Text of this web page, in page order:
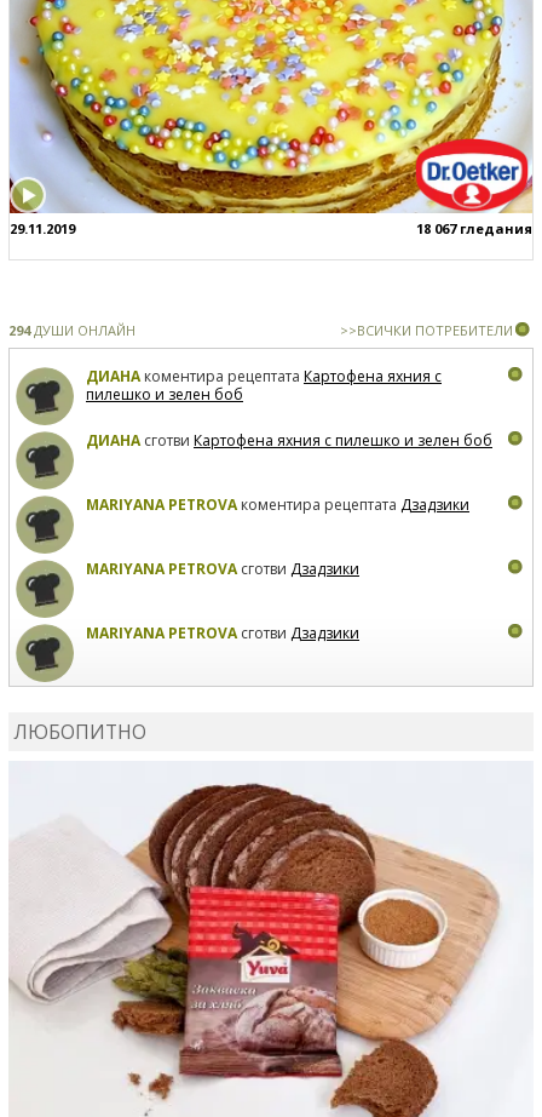
29.11.2019 18 067 гледания
294ДУШИ ОНЛАЙН >>ВСИЧКИ ПОТРЕБИТЕЛИ
ДИАНАкоментира рецептата Картофена яхния с
пилешко и зелен боб
ДИАНАсготви Картофена яхния с пилешко и зелен боб
MARIYANA PETROVAкоментира рецептата Дзадзики
MARIYANA PETROVAсготви Дзадзики
MARIYANA PETROVAсготви Дзадзики
ЛЮБОПИТНО